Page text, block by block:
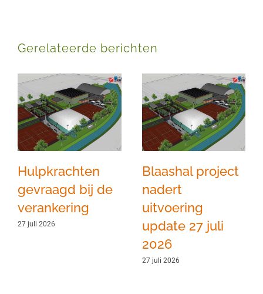
Gerelateerde berichten
Hulpkrachten
gevraagd bij de
verankering
27 juli 2026
Blaashal project
nadert
uitvoering
update 27 juli
2026
27 juli 2026